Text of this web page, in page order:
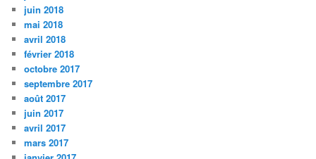
juin 2018
mai 2018
avril 2018
février 2018
octobre 2017
septembre 2017
août 2017
juin 2017
avril 2017
mars 2017